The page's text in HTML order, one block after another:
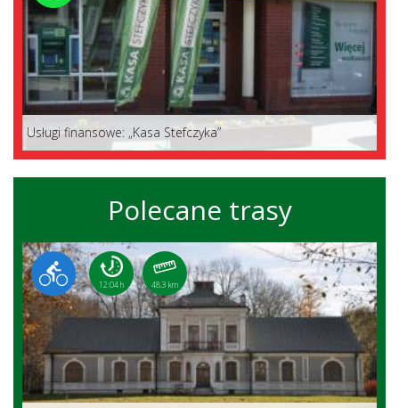
Usługi finansowe: „Kasa Stefczyka”
Polecane trasy
12:04 h 48.3 km